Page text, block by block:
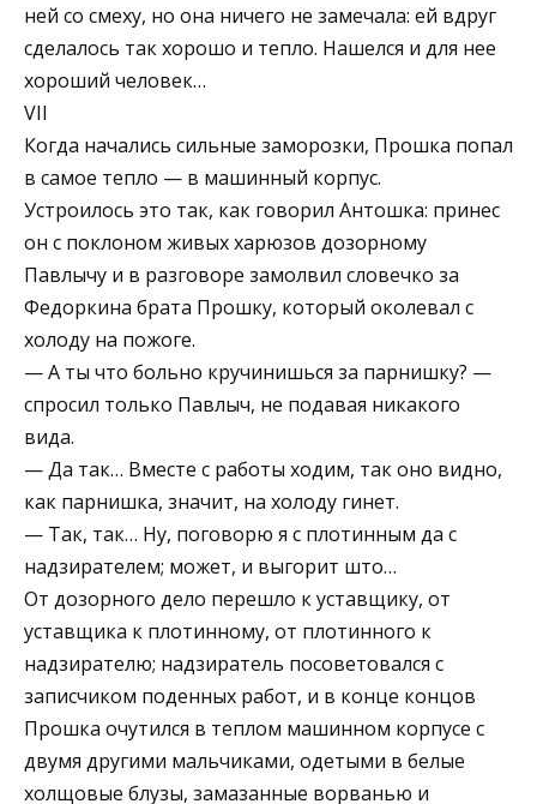
ней со смеху, но она ничего не замечала: ей вдруг
сделалось так хорошо и тепло. Нашелся и для нее
хороший человек…
VII
Когда начались сильные заморозки, Прошка попал
в самое тепло — в машинный корпус.
Устроилось это так, как говорил Антошка: принес
он с поклоном живых харюзов дозорному
Павлычу и в разговоре замолвил словечко за
Федоркина брата Прошку, который околевал с
холоду на пожоге.
— А ты что больно кручинишься за парнишку? —
спросил только Павлыч, не подавая никакого
вида.
— Да так… Вместе с работы ходим, так оно видно,
как парнишка, значит, на холоду гинет.
— Так, так… Ну, поговорю я с плотинным да с
надзирателем; может, и выгорит што…
От дозорного дело перешло к уставщику, от
уставщика к плотинному, от плотинного к
надзирателю; надзиратель посоветовался с
записчиком поденных работ, и в конце концов
Прошка очутился в теплом машинном корпусе с
двумя другими мальчиками, одетыми в белые
холщовые блузы, замазанные ворванью и